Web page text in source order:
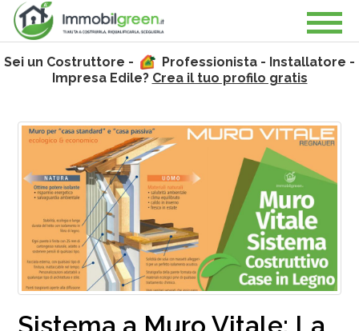
Sei un Costruttore -
Professionista - Installatore -
Impresa Edile? Crea il tuo profilo gratis
Sistema a Muro Vitale: La